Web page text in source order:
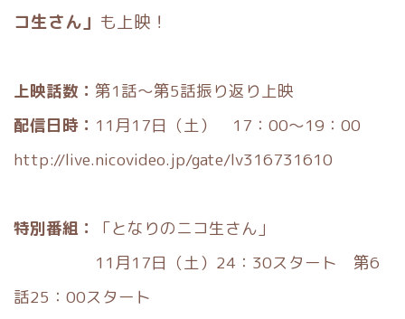
コ生さん」 も上映 ！
上映話数： 第1話～第5話振り返り上映
配信日時： 11月17日（土） 17：00～19：00
http://live.nicovideo.jp/gate/lv316731610
特別番組：
「となりのニコ生さん」
11月17日（土）24：30スタート 第6
話25：00スタート